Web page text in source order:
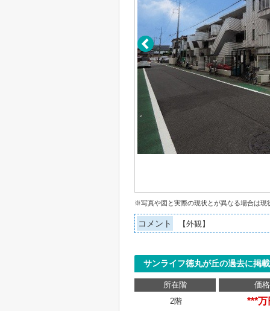
※写真や図と実際の現状とが異なる場合は現
コメント 【外観】
サンライフ徳丸が丘の過去に掲
所在階 価格
2階
***万